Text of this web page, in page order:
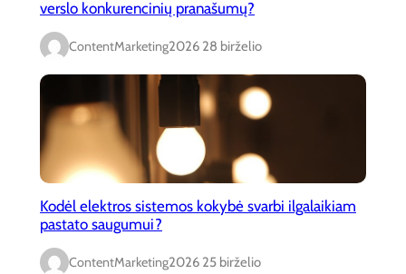
verslo konkurencinių pranašumų?
ContentMarketing2026 28 birželio
Kodėl elektros sistemos kokybė svarbi ilgalaikiam
pastato saugumui?
ContentMarketing2026 25 birželio